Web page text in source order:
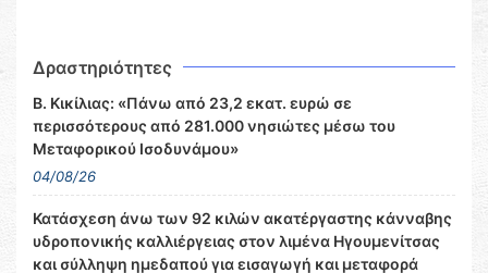
Δραστηριότητες
Β. Κικίλιας: «Πάνω από 23,2 εκατ. ευρώ σε
περισσότερους από 281.000 νησιώτες μέσω του
Μεταφορικού Ισοδυνάμου»
04/08/26
Κατάσχεση άνω των 92 κιλών ακατέργαστης κάνναβης
υδροπονικής καλλιέργειας στον λιμένα Ηγουμενίτσας
και σύλληψη ημεδαπού για εισαγωγή και μεταφορά